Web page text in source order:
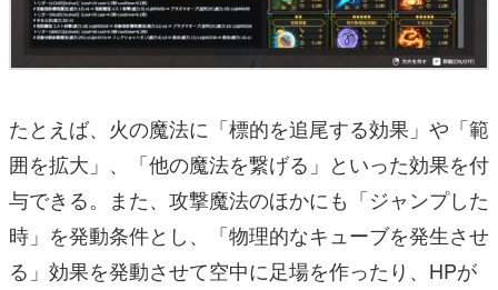
たとえば、火の魔法に「標的を追尾する効果」や「範
囲を拡大」、「他の魔法を繋げる」といった効果を付
与できる。また、攻撃魔法のほかにも「ジャンプした
時」を発動条件とし、「物理的なキューブを発生させ
る」効果を発動させて空中に足場を作ったり、HPが